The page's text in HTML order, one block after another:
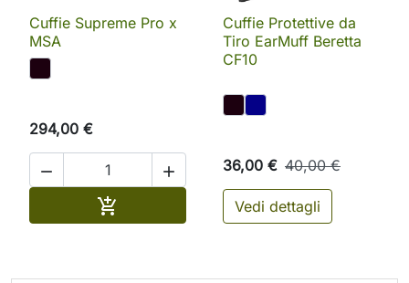
Cuffie Supreme Pro x
MSA
294,00 €
 
 Aggiungi al carrello
Cuffie Protettive da
Tiro EarMuff Beretta
CF10
36,00 € 40,00 €
Vedi dettagli